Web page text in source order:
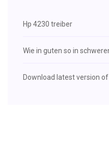
Hp 4230 treiber
Wie in guten so in
Download latest version